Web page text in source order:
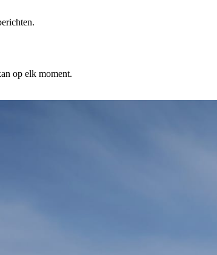
op elk moment.